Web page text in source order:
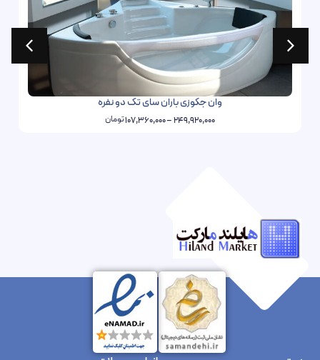
وان جکوزی باران سای تک دو نفره
249,920,000
–
107,360,000تومان